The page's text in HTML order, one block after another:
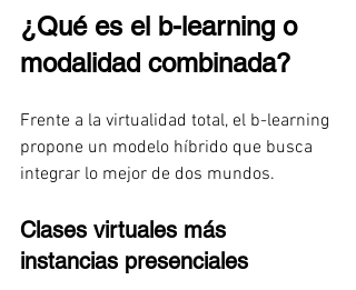
¿Qué es el b-learning o
modalidad combinada?
Frente a la virtualidad total, el b-learning
propone un modelo híbrido que busca
integrar lo mejor de dos mundos.
Clases virtuales más
instancias presenciales